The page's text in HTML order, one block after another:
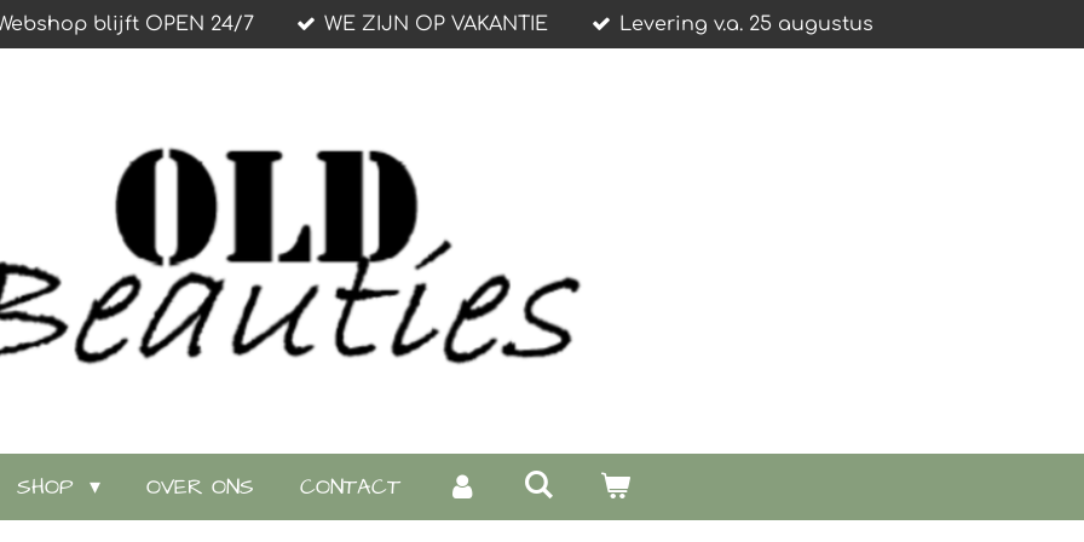
blijft OPEN 24/7 WE ZIJN OP VAKANTIE Levering v.a. 25 augustus
SHOP OVER ONS CONTACT